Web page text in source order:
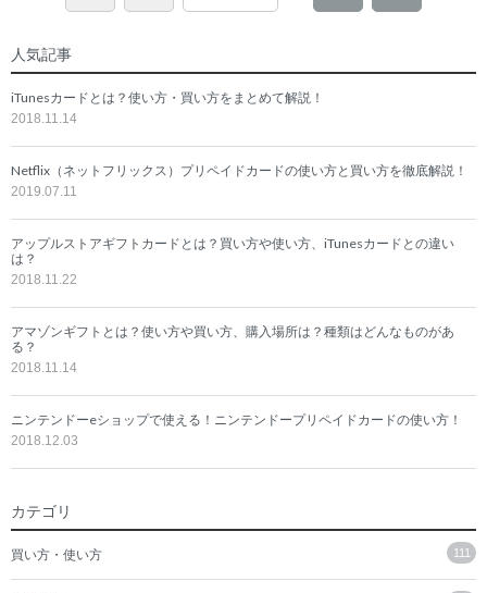
人気記事
iTunesカードとは？使い方・買い方をまとめて解説！
2018.11.14
Netflix（ネットフリックス）プリペイドカードの使い方と買い方を徹底解説！
2019.07.11
アップルストアギフトカードとは？買い方や使い方、iTunesカードとの違い
は？
2018.11.22
アマゾンギフトとは？使い方や買い方、購入場所は？種類はどんなものがあ
る？
2018.11.14
ニンテンドーeショップで使える！ニンテンドープリペイドカードの使い方！
2018.12.03
カテゴリ
買い方・使い方 111